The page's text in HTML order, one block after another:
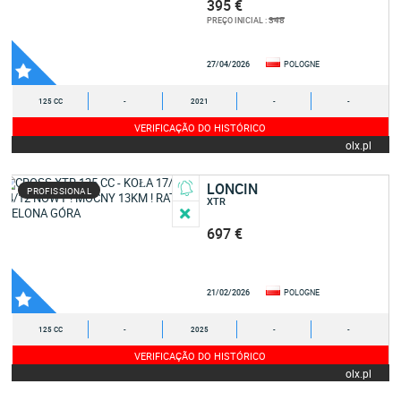
395 €
PREÇO INICIAL :348
27/04/2026 POLOGNE
125 CC - 2021 - -
VERIFICAÇÃO DO HISTÓRICO
olx.pl
PROFISSIONAL LONCIN
XTR
697 €
21/02/2026 POLOGNE
125 CC - 2025 - -
VERIFICAÇÃO DO HISTÓRICO
olx.pl